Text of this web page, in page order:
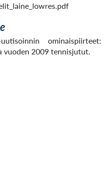
ominaispiirteet:
vuoden 2009 tennisjutut.